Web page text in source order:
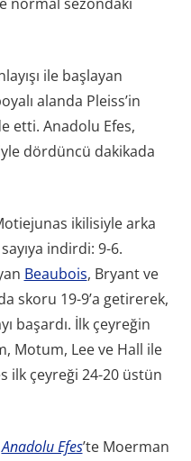
ile başlayan
alanda Pleiss’in
etti. Anadolu Efes,
dördüncü dakikada
ikilisiyle arka
indirdi: 9-6.
Beaubois, Bryant ve
skoru 19-9’a getirerek,
başardı. İlk çeyreğin
Motum, Lee ve Hall ile
ilk çeyreği 24-20 üstün
Anadolu Efes’te Moerman